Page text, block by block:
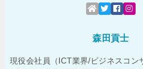
森田貢士
現役会社員（ICT業界/ビジネスコン